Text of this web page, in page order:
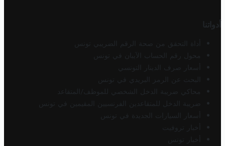
أدواتنا
أداة التحقق من صحة الرقم الضريبي تونس
محول رقم الحساب الآيبان في تونس
أسعار صرف الدينار التونسي
البحث عن الرمز البريدي في تونس
محاكي ضريبة الدخل الشخصي للموظف/المتقاعد
ضريبة الدخل للمتقاعدين الفرنسيين المقيمين في تونس
أسعار السيارات الجديدة في تونس
أخبار تروفيت
أخبار تونس